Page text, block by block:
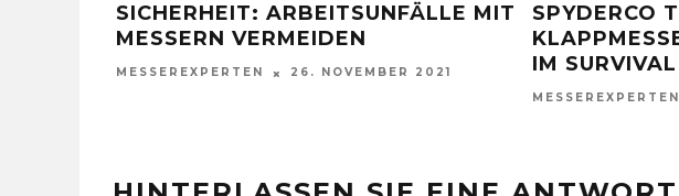
SPYDERCO TENACIOUS
KLAPPMESSER IM TEST – HÄLT ES
IM SURVIVAL STAND?
WELCHE MESSER
KOCHPROFIS?
MESSEREXPERTEN 28.